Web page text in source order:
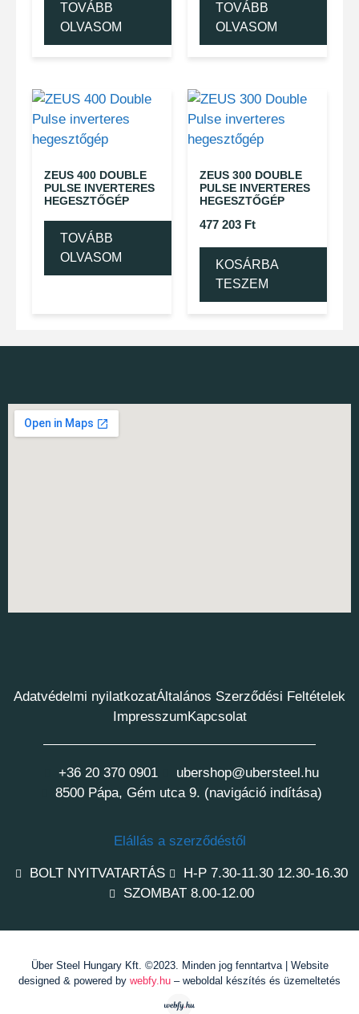
TOVÁBB
OLVASOM
TOVÁBB
OLVASOM
ZEUS 400 DOUBLE
PULSE INVERTERES
HEGESZTŐGÉP
TOVÁBB
OLVASOM
ZEUS 300 DOUBLE
PULSE INVERTERES
HEGESZTŐGÉP
477 203 Ft
KOSÁRBA
TESZEM
Adatvédelmi nyilatkozatÁltalános Szerződési Feltételek
Impresszum Kapcsolat
+36 20 370 0901
ubershop@ubersteel.hu
8500 Pápa, Gém utca 9. (navigáció indítása)
Elállás a szerződéstől
BOLT NYITVATARTÁS
H-P 7.30-11.30 12.30-16.30
SZOMBAT 8.00-12.00
Über Steel Hungary Kft. ©2023. Minden jog fenntartva | Website
designed & powered by webfy.hu – weboldal készítés és üzemeltetés